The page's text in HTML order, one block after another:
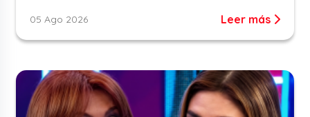
05 Ago 2026 Leer más